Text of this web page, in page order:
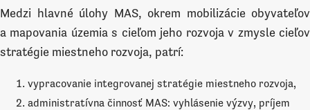
Medzi hlavné úlohy MAS, okrem mobilizácie obyvateľov
a mapovania územia s cieľom jeho rozvoja v zmysle cieľov
stratégie miestneho rozvoja, patrí:
vypracovanie integrovanej stratégie miestneho rozvoja,
administratívna činnosť MAS: vyhlásenie výzvy, príjem